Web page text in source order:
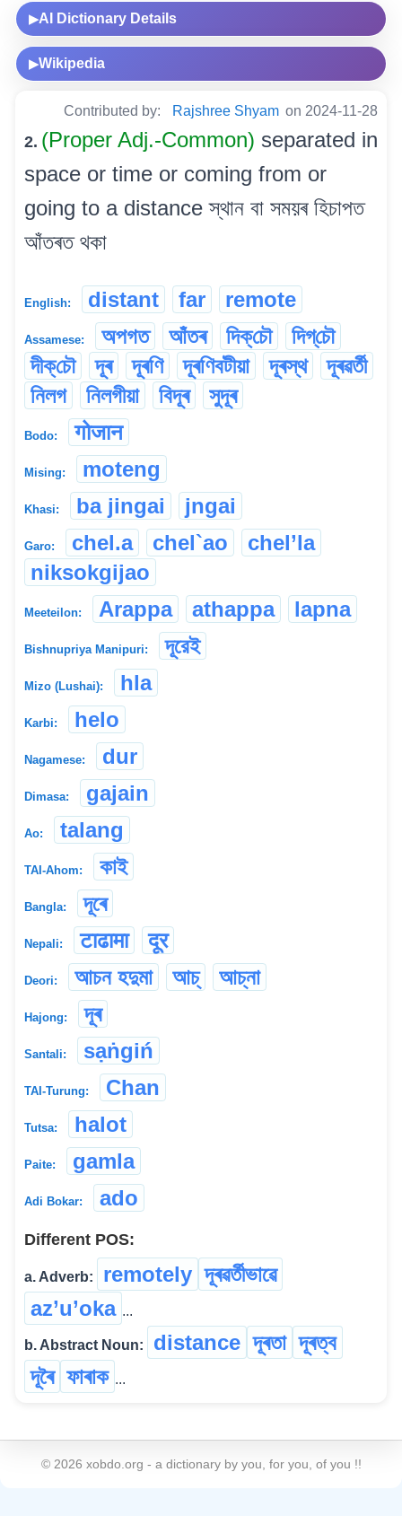
▶AI Dictionary Details
▶Wikipedia
Contributed by: Rajshree Shyam on 2024-11-28
2. (Proper Adj.-Common) separated in
space or time or coming from or
going to a distance স্থান বা সময়ৰ হিচাপত
আঁতৰত থকা
English: distant far remote
Assamese: অপগত আঁতৰ দিক্‌চৌ
দিগ্‌চৌ
দীক্‌চৌ
দূৰ দূৰণি দূৰণিবটীয়া দূৰস্থ
দূৰৱৰ্তী
নিলগ
নিলগীয়া বিদূৰ সুদূৰ
Bodo: गोजान
Mising: moteng
Khasi: ba jingai jngai
Garo: chel.a chel`ao
chel’la
niksokgijao
Meeteilon: Arappa athappa lapna
Bishnupriya Manipuri: দূরেই
Mizo (Lushai): hla
Karbi: helo
Nagamese: dur
Dimasa: gajain
Ao: talang
TAI-Ahom: কাই
Bangla: দূৰে
Nepali: टाढामा दूर
Deori: আচন হদুমা আচ্ আচ্না
Hajong: দূৰ
Santali: sạṅgiń
TAI-Turung: Chan
Tutsa: halot
Paite: gamla
Adi Bokar: ado
Different POS:
a. Adverb: remotely দূৰৱৰ্তীভাৱে
az’u’oka ...
b. Abstract Noun: distance দূৰতা দূৰত্ব
দূৰৈ ফাৰাক ...
© 2026 xobdo.org - a dictionary by you, for you, of you !!